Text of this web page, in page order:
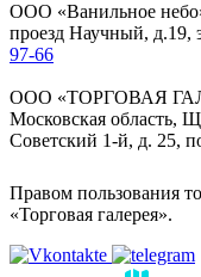
ООО «Ванильное
проезд Научный, д.19,
97-66
ООО «ТОРГОВАЯ
Московская область,
Советский 1-й, д. 25,
Правом пользования
«Торговая галерея».